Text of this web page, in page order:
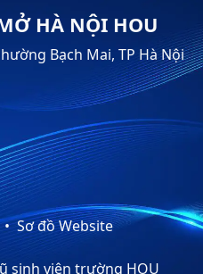
HÀ NỘI HOU
Bạch Mai, TP Hà Nội
Sơ đồ Website
sinh viên trường HOU